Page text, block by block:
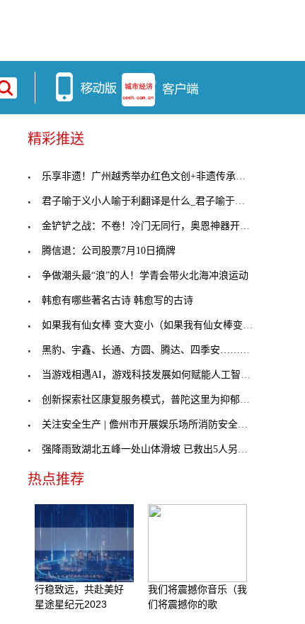
精彩推送
乐享非遗！广州越秀举办红色文创+非遗传承主题集市
君子喻于义小人喻于利翻译是什么_君子喻于义小人喻
金铲铲之战：不卷！冷门无同行，奥恩神器开局思路
腾信退：公司股票7月10日摘牌
争做潮头最“浪”的人！学青会带火北海冲浪运动
韩愈有哪些著名古诗 韩愈写的古诗
如果我有仙女棒 变大变小（如果我有仙女棒变大变小
黑豹、宇鑫、长通、方圆、腾达、四季安……河南零担
当游戏相遇AI，游戏科技发展如何赋能人工智能的未来
创新探索社区康复服务模式，普陀这里为抑郁症患者拨
关注安全生产 | 儋州市开展娱乐场所消防安全培训
强降雨致湖北五峰一处山体滑坡 已救出5人另有数人
热点推荐
行稳致远，共赴美好
星途星纪元2023
我们将震撼你音乐（我
们将震撼你的歌